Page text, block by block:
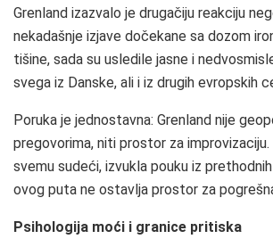
Grenland izazvalo je drugačiju reakciju
nekadašnje izjave dočekane sa dozom
tišine, sada su usledile jasne i
svega iz Danske, ali i iz drugih evropskih
Poruka je jednostavna: Grenland nije
pregovorima, niti prostor za improvizaciju.
svemu sudeći, izvukla pouku iz
ovog puta ne ostavlja prostor za
Psihologija moći i granice pritiska